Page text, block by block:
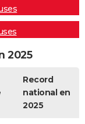
2025
Record
national en
2025